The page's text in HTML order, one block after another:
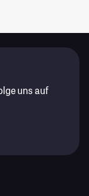
uns auf